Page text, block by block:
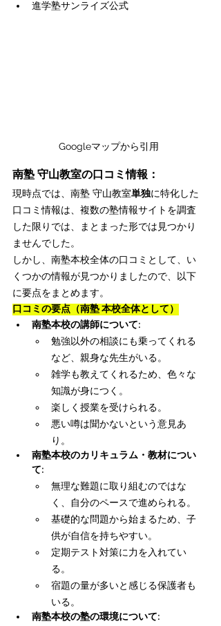
進学塾サンライズ公式
Googleマップから引用
南塾 守山教室の口コミ情報：
現時点では、南塾 守山教室単独に特化した
口コミ情報は、複数の塾情報サイトを調査
した限りでは、まとまった形では見つかり
ませんでした。
しかし、南塾本校全体の口コミとして、い
くつかの情報が見つかりましたので、以下
に要点をまとめます。
口コミの要点（南塾 本校全体として）
南塾本校の講師について:
勉強以外の相談にも乗ってくれる
など、親身な先生がいる。
雑学も教えてくれるため、色々な
知識が身につく。
楽しく授業を受けられる。
悪い噂は聞かないという意見あ
り。
南塾本校のカリキュラム・教材につい
て:
無理な難題に取り組むのではな
く、自分のペースで進められる。
基礎的な問題から始まるため、子
供が自信を持ちやすい。
定期テスト対策に力を入れてい
る。
宿題の量が多いと感じる保護者も
いる。
南塾本校の塾の環境について: